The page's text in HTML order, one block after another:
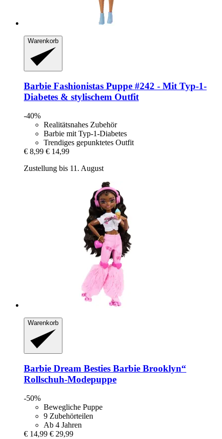
Warenkorb
Barbie Fashionistas Puppe #242 -​ Mit Typ-​1-​
Diabetes & stylischem Outfit
-40%
Realitätsnahes Zubehör
Barbie mit Typ-1-Diabetes
Trendiges gepunktetes Outfit
€ 8,99 € 14,99
Zustellung bis 11. August
Warenkorb
Barbie Dream Besties Barbie Brooklyn“
Rollschuh-​Modepuppe
-50%
Bewegliche Puppe
9 Zubehörteilen
Ab 4 Jahren
€ 14,99 € 29,99